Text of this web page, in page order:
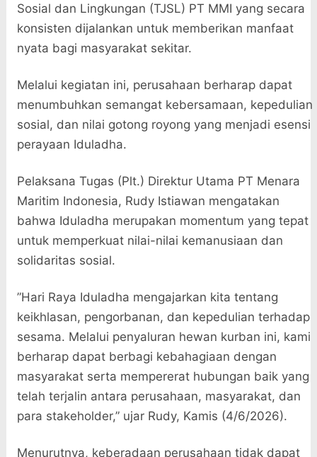
Sosial dan Lingkungan (TJSL) PT MMI yang secara
konsisten dijalankan untuk memberikan manfaat
nyata bagi masyarakat sekitar.
Melalui kegiatan ini, perusahaan berharap dapat
menumbuhkan semangat kebersamaan, kepedulian
sosial, dan nilai gotong royong yang menjadi esensi
perayaan Iduladha.
Pelaksana Tugas (Plt.) Direktur Utama PT Menara
Maritim Indonesia, Rudy Istiawan mengatakan
bahwa Iduladha merupakan momentum yang tepat
untuk memperkuat nilai-nilai kemanusiaan dan
solidaritas sosial.
”Hari Raya Iduladha mengajarkan kita tentang
keikhlasan, pengorbanan, dan kepedulian terhadap
sesama. Melalui penyaluran hewan kurban ini, kami
berharap dapat berbagi kebahagiaan dengan
masyarakat serta mempererat hubungan baik yang
telah terjalin antara perusahaan, masyarakat, dan
para stakeholder,” ujar Rudy, Kamis (4/6/2026).
Menurutnya, keberadaan perusahaan tidak dapat